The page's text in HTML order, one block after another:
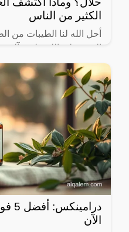
الكثير من الناس
أحل الله لنا الطيبات من
النبي صلى الله عليه
ولكن يثير البعض من حين
الآن